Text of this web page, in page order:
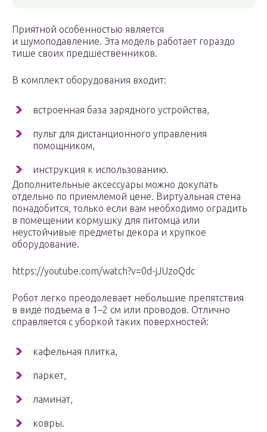
Приятной особенностью является
и шумоподавление. Эта модель работает гораздо
тише своих предшественников.
В комплект оборудования входит:
встроенная база зарядного устройства,
пульт для дистанционного управления
помощником,
инструкция к использованию.
Дополнительные аксессуары можно докупать
отдельно по приемлемой цене. Виртуальная стена
понадобится, только если вам необходимо оградить
в помещении кормушку для питомца или
неустойчивые предметы декора и хрупкое
оборудование.
https://youtube.com/watch?v=0d-jJUzoQdc
Робот легко преодолевает небольшие препятствия
в виде подъема в 1–2 см или проводов. Отлично
справляется с уборкой таких поверхностей:
кафельная плитка,
паркет,
ламинат,
ковры.